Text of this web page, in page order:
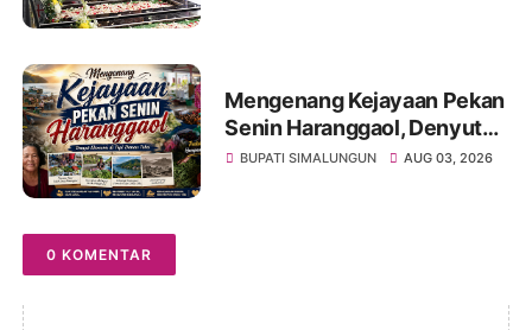
Mengenang Kejayaan Pekan
Senin Haranggaol, Denyut
Ekonomi di Tepi Danau Toba
BUPATI SIMALUNGUN AUG 03, 2026
0 KOMENTAR